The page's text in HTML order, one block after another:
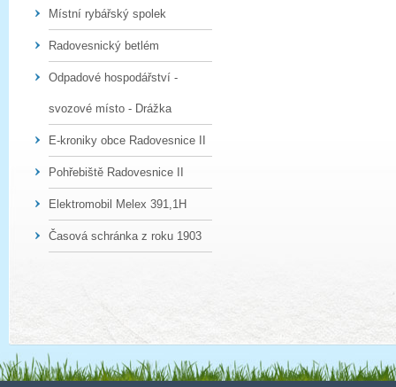
Místní rybářský spolek
Radovesnický betlém
Odpadové hospodářství -
svozové místo - Drážka
E-kroniky obce Radovesnice II
Pohřebiště Radovesnice II
Elektromobil Melex 391,1H
Časová schránka z roku 1903